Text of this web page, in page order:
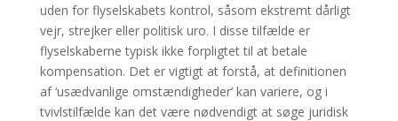
uden for flyselskabets kontrol, såsom ekstremt dårligt
vejr, strejker eller politisk uro. I disse tilfælde er
flyselskaberne typisk ikke forpligtet til at betale
kompensation. Det er vigtigt at forstå, at definitionen
af ‘usædvanlige omstændigheder’ kan variere, og i
tvivlstilfælde kan det være nødvendigt at søge juridisk